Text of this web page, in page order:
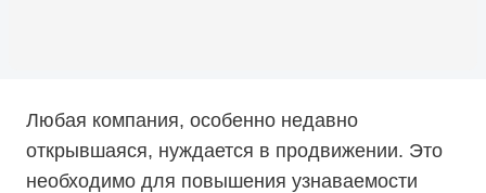
Любая компания, особенно недавно
открывшаяся, нуждается в продвижении. Это
необходимо для повышения узнаваемости